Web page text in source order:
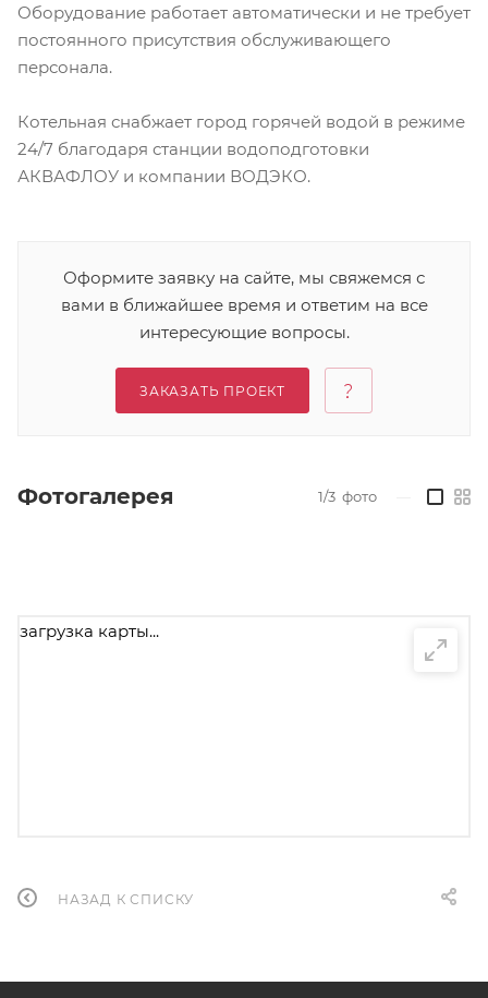
Оборудование работает автоматически и не требует
постоянного присутствия обслуживающего
персонала.
Котельная снабжает город горячей водой в режиме
24/7 благодаря станции водоподготовки
АКВАФЛОУ и компании ВОДЭКО.
Оформите заявку на сайте, мы свяжемся с
вами в ближайшее время и ответим на все
интересующие вопросы.
ЗАКАЗАТЬ ПРОЕКТ
Фотогалерея 1/3 фото
загрузка карты...
НАЗАД К СПИСКУ